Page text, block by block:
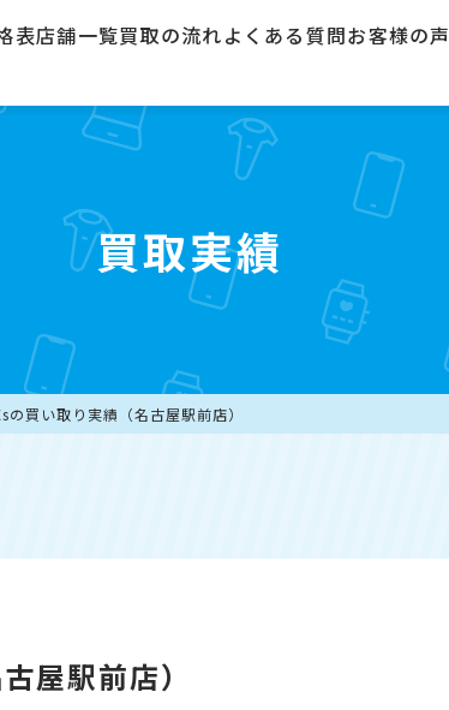
表店舗一覧買取の流れよくある質問お客様の声
買取実績
買い取り実績（名古屋駅前店）
屋駅前店）